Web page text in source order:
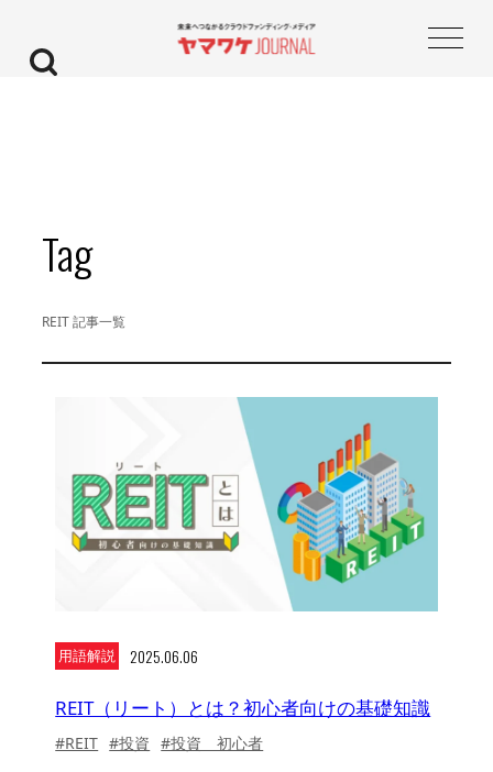
Tag
REIT 記事一覧
用語解説 2025.06.06
REIT（リート）とは？初心者向けの基礎知識
#REIT #投資 #投資 初心者